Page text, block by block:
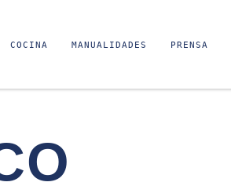
COCINA MANUALIDADES PRENSA